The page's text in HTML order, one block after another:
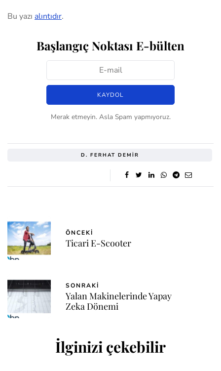
Bu yazı alıntıdır.
Başlangıç Noktası E-bülten
Merak etmeyin. Asla Spam yapmıyoruz.
D. FERHAT DEMIR
ÖNCEKI
Ticari E-Scooter
SONRAKI
Yalan Makinelerinde Yapay
Zeka Dönemi
İlginizi çekebilir